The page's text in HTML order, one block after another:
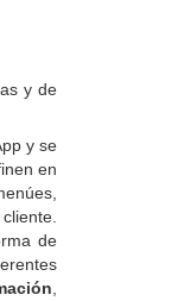
y de
y se
en
de